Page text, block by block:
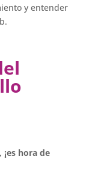
y entender
hora de